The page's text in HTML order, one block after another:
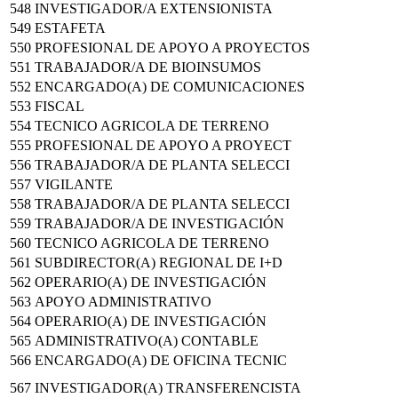
548 INVESTIGADOR/A EXTENSIONISTA
549 ESTAFETA
550 PROFESIONAL DE APOYO A PROYECTOS
551 TRABAJADOR/A DE BIOINSUMOS
552 ENCARGADO(A) DE COMUNICACIONES
553 FISCAL
554 TECNICO AGRICOLA DE TERRENO
555 PROFESIONAL DE APOYO A PROYECT
556 TRABAJADOR/A DE PLANTA SELECCI
557 VIGILANTE
558 TRABAJADOR/A DE PLANTA SELECCI
559 TRABAJADOR/A DE INVESTIGACIÓN
560 TECNICO AGRICOLA DE TERRENO
561 SUBDIRECTOR(A) REGIONAL DE I+D
562 OPERARIO(A) DE INVESTIGACIÓN
563 APOYO ADMINISTRATIVO
564 OPERARIO(A) DE INVESTIGACIÓN
565 ADMINISTRATIVO(A) CONTABLE
566 ENCARGADO(A) DE OFICINA TECNIC
567 INVESTIGADOR(A) TRANSFERENCISTA